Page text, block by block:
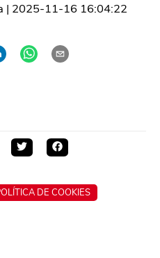
| 2025-11-16 16:04:22
DE COOKIES